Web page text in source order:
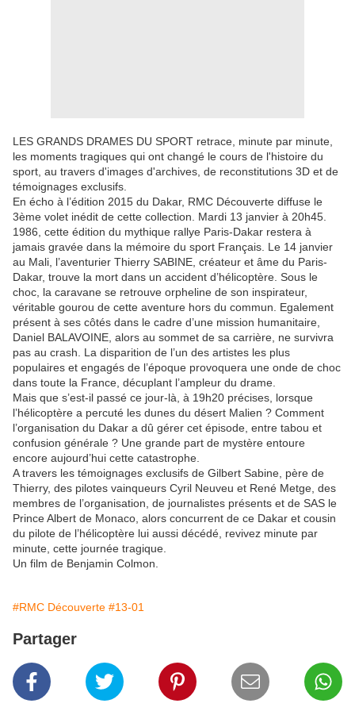
LES GRANDS DRAMES DU SPORT retrace, minute par minute,
les moments tragiques qui ont changé le cours de l'histoire du
sport, au travers d'images d'archives, de reconstitutions 3D et de
témoignages exclusifs.
En écho à l’édition 2015 du Dakar, RMC Découverte diffuse le
3ème volet inédit de cette collection. Mardi 13 janvier à 20h45.
1986, cette édition du mythique rallye Paris-Dakar restera à
jamais gravée dans la mémoire du sport Français. Le 14 janvier
au Mali, l’aventurier Thierry SABINE, créateur et âme du Paris-
Dakar, trouve la mort dans un accident d’hélicoptère. Sous le
choc, la caravane se retrouve orpheline de son inspirateur,
véritable gourou de cette aventure hors du commun. Egalement
présent à ses côtés dans le cadre d’une mission humanitaire,
Daniel BALAVOINE, alors au sommet de sa carrière, ne survivra
pas au crash. La disparition de l’un des artistes les plus
populaires et engagés de l’époque provoquera une onde de choc
dans toute la France, décuplant l’ampleur du drame.
Mais que s’est-il passé ce jour-là, à 19h20 précises, lorsque
l’hélicoptère a percuté les dunes du désert Malien ? Comment
l’organisation du Dakar a dû gérer cet épisode, entre tabou et
confusion générale ? Une grande part de mystère entoure
encore aujourd’hui cette catastrophe.
A travers les témoignages exclusifs de Gilbert Sabine, père de
Thierry, des pilotes vainqueurs Cyril Neuveu et René Metge, des
membres de l’organisation, de journalistes présents et de SAS le
Prince Albert de Monaco, alors concurrent de ce Dakar et cousin
du pilote de l’hélicoptère lui aussi décédé, revivez minute par
minute, cette journée tragique.
Un film de Benjamin Colmon.
#RMC Découverte #13-01
Partager